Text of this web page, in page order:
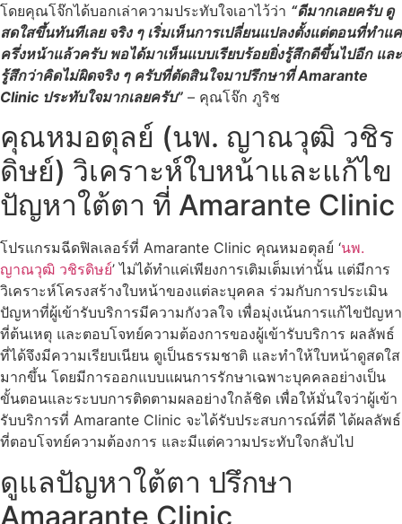
โดยคุณโจ๊กได้บอกเล่าความประทับใจเอาไว้ว่า “ดีมากเลยครับ ดู
สดใสขึ้นทันทีเลย จริง ๆ เริ่มเห็นการเปลี่ยนแปลงตั้งแต่ตอนที่ทำแค่
ครึ่งหน้าแล้วครับ พอได้มาเห็นแบบเรียบร้อยยิ่งรู้สึกดีขึ้นไปอีก และ
รู้สึกว่าคิดไม่ผิดจริง ๆ ครับที่ตัดสินใจมาปรึกษาที่ Amarante
Clinic ประทับใจมากเลยครับ” – คุณโจ๊ก ภูริช
คุณหมอตุลย์ (นพ. ญาณวุฒิ วชิร
ดิษย์) วิเคราะห์ใบหน้าและแก้ไข
ปัญหาใต้ตา ที่ Amarante Clinic
โปรแกรมฉีดฟิลเลอร์ที่ Amarante Clinic คุณหมอตุลย์ ‘นพ.
ญาณวุฒิ วชิรดิษย์’ ไม่ได้ทำแค่เพียงการเติมเต็มเท่านั้น แต่มีการ
วิเคราะห์โครงสร้างใบหน้าของแต่ละบุคคล ร่วมกับการประเมิน
ปัญหาที่ผู้เข้ารับบริการมีความกังวลใจ เพื่อมุ่งเน้นการแก้ไขปัญหา
ที่ต้นเหตุ และตอบโจทย์ความต้องการของผู้เข้ารับบริการ ผลลัพธ์
ที่ได้จึงมีความเรียบเนียน ดูเป็นธรรมชาติ และทำให้ใบหน้าดูสดใส
มากขึ้น โดยมีการออกแบบแผนการรักษาเฉพาะบุคคลอย่างเป็น
ขั้นตอนและระบบการติดตามผลอย่างใกล้ชิด เพื่อให้มั่นใจว่าผู้เข้า
รับบริการที่ Amarante Clinic จะได้รับประสบการณ์ที่ดี ได้ผลลัพธ์
ที่ตอบโจทย์ความต้องการ และมีแต่ความประทับใจกลับไป
ดูแลปัญหาใต้ตา ปรึกษา
Amaarante Clinic